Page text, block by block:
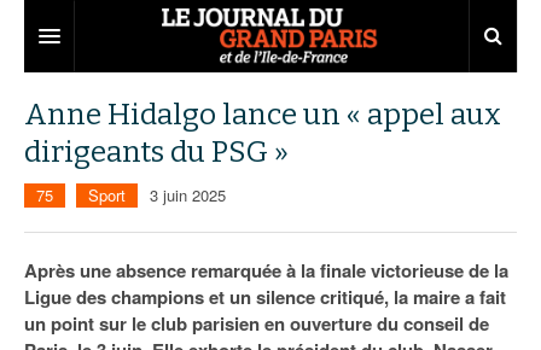
Territoires
Aménagement
Institutions
Services urbains
Entreprises
Emploi
Attractivité
75
77
Carnet
Nominations
Les Assises du Grand Paris
Anne Hidalgo lance un « appel aux
dirigeants du PSG »
75 Sport 3 juin 2025
Après une absence remarquée à la finale victorieuse de la
Ligue des champions et un silence critiqué, la maire a fait
un point sur le club parisien en ouverture du conseil de